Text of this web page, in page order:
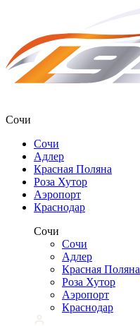
Сочи
Сочи
Адлер
Красная Поляна
Роза Хутор
Аэропорт
Краснодар
Сочи
Сочи
Адлер
Красная Поляна
Роза Хутор
Аэропорт
Краснодар